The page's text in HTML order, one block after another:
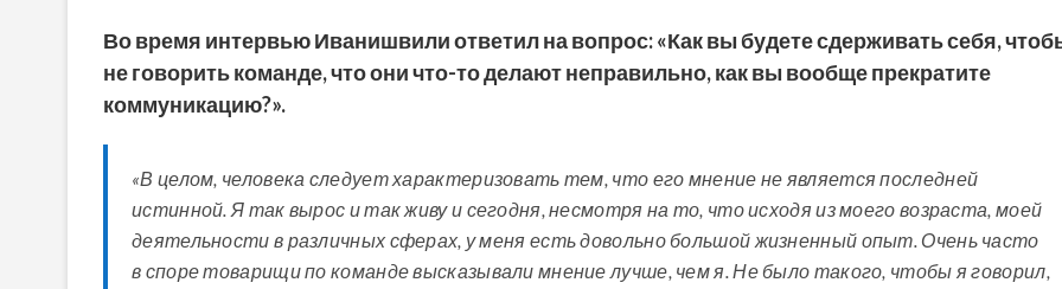
Во время интервью Иванишвили ответил на вопрос: «Как вы будете сдерживать себя,
не говорить команде, что они что-то делают неправильно, как вы вообще прекратите
коммуникацию?».
«В целом, человека следует характеризовать тем, что его мнение не является последней
истинной. Я так вырос и так живу и сегодня, несмотря на то, что исходя из моего возраста, моей
деятельности в различных сферах, у меня есть довольно большой жизненный опыт. Очень часто
в споре товарищи по команде высказывали мнение лучше, чем я. Не было такого, чтобы я говорил,